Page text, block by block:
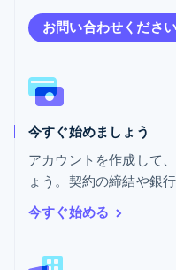
お問い合わせください
今すぐ始めましょう
アカウントを作成して
ょう。契約の締結や銀
今すぐ始める
ブルガリア
English
Nederlands
ポーランド
ポルトガル
マルタ
English
マレーシア
Español